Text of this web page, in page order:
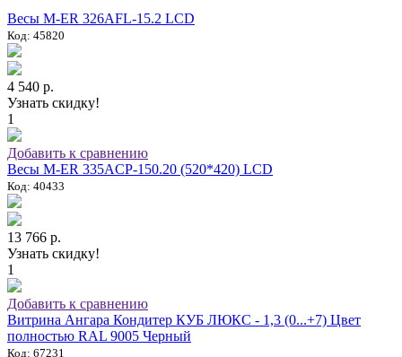
Весы M-ER 326AFL-15.2 LCD
Код: 45820
4 540 р.
Узнать скидку!
1
Добавить к сравнению
Весы M-ER 335ACP-150.20 (520*420) LCD
Код: 40433
13 766 р.
Узнать скидку!
1
Добавить к сравнению
Витрина Ангара Кондитер КУБ ЛЮКС - 1,3 (0...+7) Цвет
полностью RAL 9005 Черный
Код: 67231